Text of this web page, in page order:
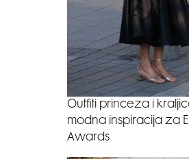
Outfiti princeza i
modna inspiracija za
Awards